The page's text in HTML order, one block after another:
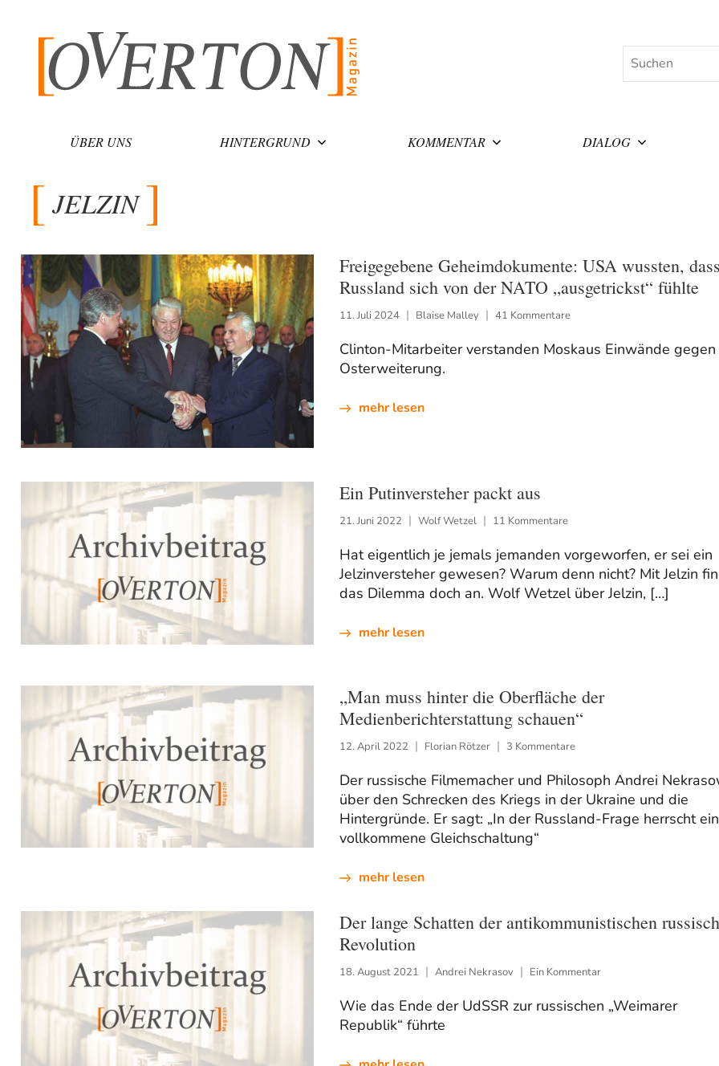
Suchen
ÜBER UNS HINTERGRUND KOMMENTAR DIALOG
JELZIN
Freigegebene Geheimdokumente: USA wussten,
Russland sich von der NATO „ausgetrickst“ fühlte
11. Juli 2024 Blaise Malley 41 Kommentare
Clinton-Mitarbeiter verstanden Moskaus Einwände
Osterweiterung.
mehr lesen
Ein Putinversteher packt aus
21. Juni 2022 Wolf Wetzel 11 Kommentare
Hat eigentlich je jemals jemanden vorgeworfen, er sei ein
Jelzinversteher gewesen? Warum denn nicht? Mit Jelzin
das Dilemma doch an. Wolf Wetzel über Jelzin, […]
mehr lesen
„Man muss hinter die Oberfläche der
Medienberichterstattung schauen“
12. April 2022 Florian Rötzer 3 Kommentare
Der russische Filmemacher und Philosoph Andrei
über den Schrecken des Kriegs in der Ukraine und die
Hintergründe. Er sagt: „In der Russland-Frage herrscht
vollkommene Gleichschaltung“
mehr lesen
Der lange Schatten der antikommunistischen
Revolution
18. August 2021 Andrei Nekrasov Ein Kommentar
Wie das Ende der UdSSR zur russischen „Weimarer
Republik“ führte